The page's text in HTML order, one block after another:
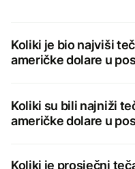
Koliki je bio najviši
američke dolare u
Koliki su bili najniži
američke dolare u
Koliki je prosječni